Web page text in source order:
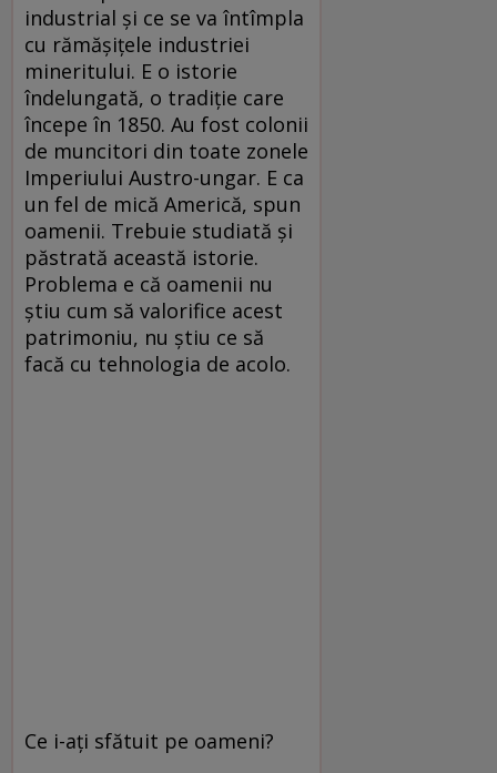
industrial şi ce se va întîmpla
cu rămăşiţele industriei
mineritului. E o istorie
îndelungată, o tradiţie care
începe în 1850. Au fost colonii
de muncitori din toate zonele
Imperiului Austro-ungar. E ca
un fel de mică Americă, spun
oamenii. Trebuie studiată şi
păstrată această istorie.
Problema e că oamenii nu
ştiu cum să valorifice acest
patrimoniu, nu ştiu ce să
facă cu tehnologia de acolo.
Ce i-aţi sfătuit pe oameni?